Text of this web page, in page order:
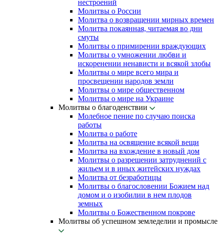
нестроений
Молитвы о России
Молитва о возвращении мирных времен
Молитва покаянная, читаемая во дни
смуты
Молитвы о примирении враждующих
Молитвы о умножении любви и
искоренении ненависти и всякой злобы
Молитвы о мире всего мира и
просвещении народов земли
Молитвы о мире общественном
Молитвы о мире на Украине
Молитвы о благоденствии
Молебное пение по случаю поиска
работы
Молитва о работе
Молитва на освящение всякой вещи
Молитва на вхождение в новый дом
Молитвы о разрешении затруднений с
жильем и в иных житейских нуждах
Молитва от безработицы
Молитвы о благословении Божием над
домом и о изобилии в нем плодов
земных
Молитвы о Божественном покрове
Молитвы об успешном земледелии и промысле